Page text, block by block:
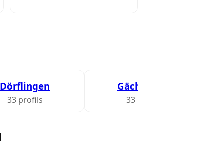
Dörflingen
33 profils
Gächlingen
33 profils